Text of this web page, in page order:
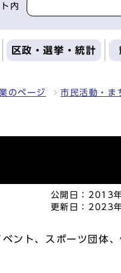
内
区政・選挙・統計
のページ 市民活動・ま
公開日： 2013
更新日： 2023
ント、スポーツ団体、